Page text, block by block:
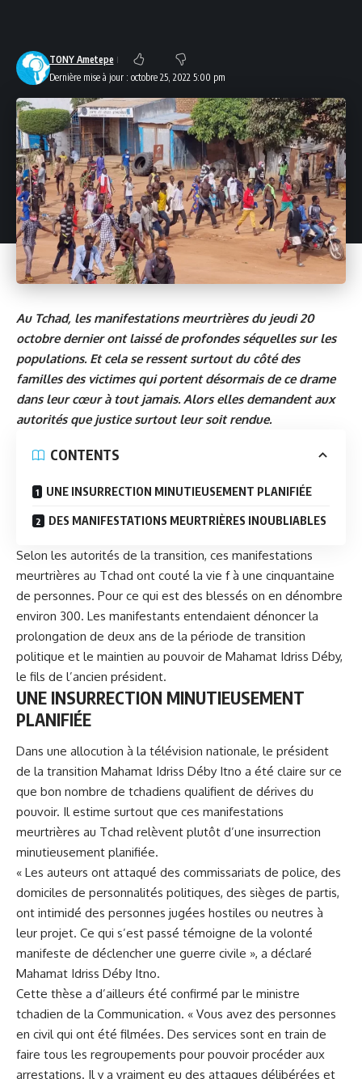
Dernière mise à jour : octobre 25, 2022 5:00 pm
TONY Ametepe
Au Tchad, les manifestations meurtrières du jeudi 20
octobre dernier ont laissé de profondes séquelles sur les
populations. Et cela se ressent surtout du côté des
familles des victimes qui portent désormais de ce drame
dans leur cœur à tout jamais. Alors elles demandent aux
autorités que justice surtout leur soit rendue.
CONTENTS
UNE INSURRECTION MINUTIEUSEMENT PLANIFIÉE
DES MANIFESTATIONS MEURTRIÈRES INOUBLIABLES
Selon les autorités de la transition, ces manifestations
meurtrières au Tchad ont couté la vie f à une cinquantaine
de personnes. Pour ce qui est des blessés on en dénombre
environ 300. Les manifestants entendaient dénoncer la
prolongation de deux ans de la période de transition
politique et le maintien au pouvoir de Mahamat Idriss Déby,
le fils de l’ancien président.
UNE INSURRECTION MINUTIEUSEMENT
PLANIFIÉE
Dans une allocution à la télévision nationale, le président
de la transition Mahamat Idriss Déby Itno a été claire sur ce
que bon nombre de tchadiens qualifient de dérives du
pouvoir. Il estime surtout que ces manifestations
meurtrières au Tchad relèvent plutôt d’une insurrection
minutieusement planifiée.
« Les auteurs ont attaqué des commissariats de police, des
domiciles de personnalités politiques, des sièges de partis,
ont intimidé des personnes jugées hostiles ou neutres à
leur projet. Ce qui s’est passé témoigne de la volonté
manifeste de déclencher une guerre civile », a déclaré
Mahamat Idriss Déby Itno.
Cette thèse a d’ailleurs été confirmé par le ministre
tchadien de la Communication. « Vous avez des personnes
en civil qui ont été filmées. Des services sont en train de
faire tous les regroupements pour pouvoir procéder aux
arrestations. Il y a vraiment eu des attaques délibérées et